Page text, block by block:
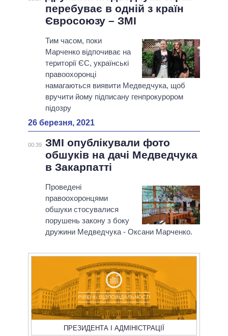
перебуває в одній з країн
Євросоюзу – ЗМІ
Тим часом, поки
Марченко відпочиває на
території ЄС, українські
правоохоронці
намагаються виявити Медведчука, щоб
вручити йому підписану генпрокурором
підозру
26 березня, 2021
00:39 ЗМІ опублікували фото
обшуків на дачі Медведчука
в Закарпатті
Проведені
правоохоронцями
обшуки стосувалися
порушень закону з боку
дружини Медведчука - Оксани Марченко.
РІВЕНЬ ВІДПОВІДАЛЬНОСТІ
ПРЕЗИДЕНТА І АДМІНІСТРАЦІЇ